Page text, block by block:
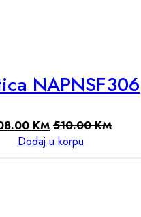
NAPNSF306
KM 510.00KM
Dodaj u korpu